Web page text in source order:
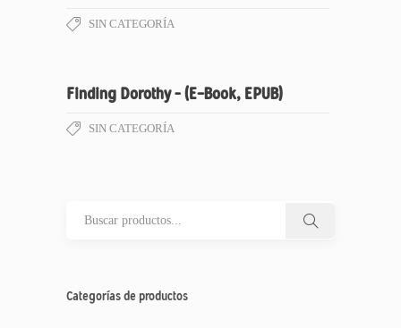
SIN CATEGORÍA
Finding Dorothy – (E-Book, EPUB)
SIN CATEGORÍA
Categorías de productos